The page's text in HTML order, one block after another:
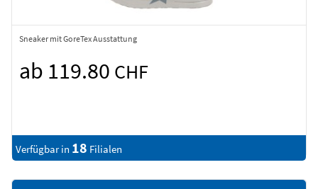
Sneaker mit GoreTex Ausstattung
ab 119.80 CHF
Verfügbar in 18 Filialen